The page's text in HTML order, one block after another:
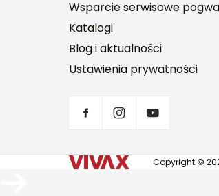
Wsparcie serwisowe
Katalogi
Blog i aktualności
Ustawienia prywatności
Copyright ©